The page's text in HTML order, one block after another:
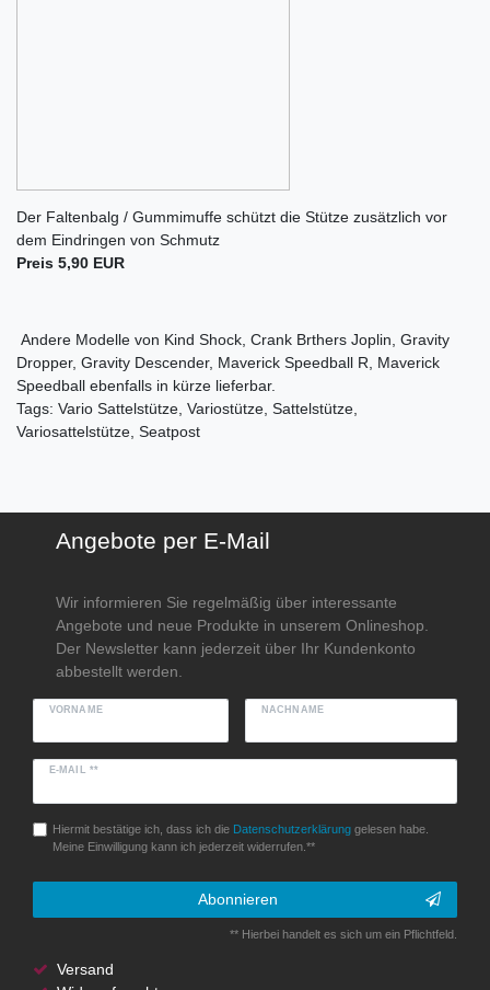
Der Faltenbalg / Gummimuffe schützt die Stütze zusätzlich vor
dem Eindringen von Schmutz
Preis 5,90 EUR
Andere Modelle von Kind Shock, Crank Brthers Joplin, Gravity
Dropper, Gravity Descender, Maverick Speedball R, Maverick
Speedball ebenfalls in kürze lieferbar.
Tags: Vario Sattelstütze, Variostütze, Sattelstütze,
Variosattelstütze, Seatpost
Angebote per E-Mail
Wir informieren Sie regelmäßig über interessante
Angebote und neue Produkte in unserem Onlineshop.
Der Newsletter kann jederzeit über Ihr Kundenkonto
abbestellt werden.
VORNAME NACHNAME
E-MAIL **
Hiermit bestätige ich, dass ich die Daten­schutz­erklärunggelesen habe.
Meine Einwilligung kann ich jederzeit widerrufen.**
Abonnieren
** Hierbei handelt es sich um ein Pflichtfeld.
Versand